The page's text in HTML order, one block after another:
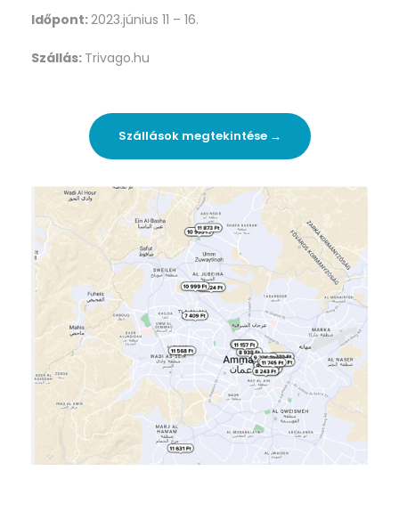
Időpont:2023.június 11 – 16.
Szállás: Trivago.hu
Szállások megtekintése →